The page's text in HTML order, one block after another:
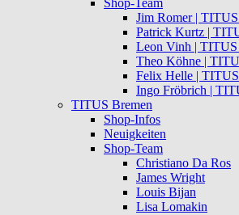
Shop-Team
Jim Romer |
Patrick Kurtz |
Leon Vinh |
Theo Köhne |
Felix Helle |
Ingo Fröbrich |
TITUS Bremen
Shop-Infos
Neuigkeiten
Shop-Team
Christiano Da Ros
James Wright
Louis Bijan
Lisa Lomakin